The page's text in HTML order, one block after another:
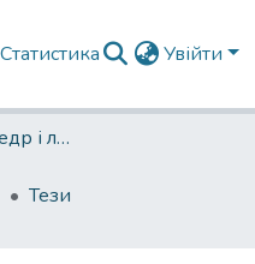
Статистика Увійти
Праці вчених кафедр і лабораторій
Тези